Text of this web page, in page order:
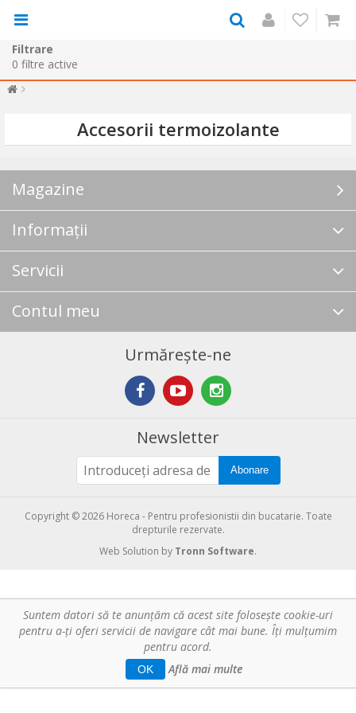
Filtrare
0 filtre active
Accesorii termoizolante
Magazine
Informații
Servicii
Contul meu
Urmărește-ne
Newsletter
Abonare
Copyright © 2026 Horeca - Pentru profesionistii din bucatarie. Toate
drepturile rezervate.
Web Solution by Tronn Software.
Suntem datori să te anunţăm că acest site foloseşte cookie-uri
pentru a-ți oferi servicii de navigare cât mai bune. Îţi mulțumim
pentru acord.
OK Află mai multe